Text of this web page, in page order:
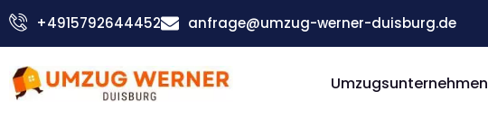
Zum
Inhalt
+4915792644452 anfrage@umzug-werner-duisburg.de
Umzugsunternehmen